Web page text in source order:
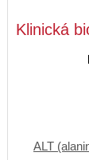
Klinická
ALT